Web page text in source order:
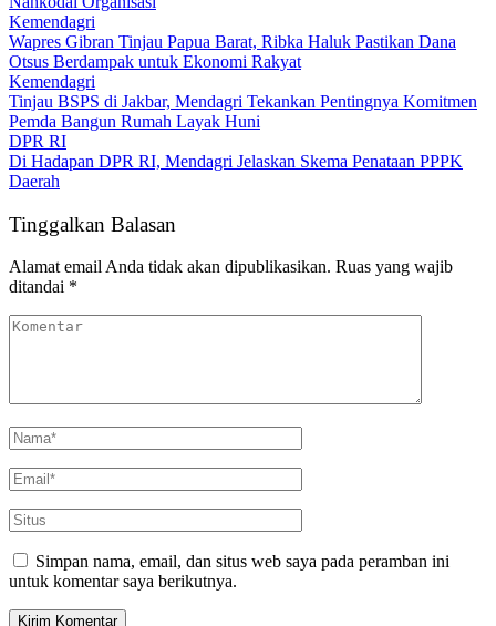
Kemendagri
Wapres Gibran Tinjau Papua Barat, Ribka Haluk Pastikan Dana
Otsus Berdampak untuk Ekonomi Rakyat
Kemendagri
Tinjau BSPS di Jakbar, Mendagri Tekankan Pentingnya Komitmen
Pemda Bangun Rumah Layak Huni
DPR RI
Di Hadapan DPR RI, Mendagri Jelaskan Skema Penataan PPPK
Daerah
Tinggalkan Balasan
Alamat email Anda tidak akan dipublikasikan. Ruas yang wajib
ditandai *
Simpan nama, email, dan situs web saya pada peramban ini
untuk komentar saya berikutnya.